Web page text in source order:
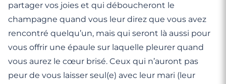
partager vos joies et qui déboucheront le
champagne quand vous leur direz que vous avez
rencontré quelqu’un, mais qui seront là aussi pour
vous offrir une épaule sur laquelle pleurer quand
vous aurez le cœur brisé. Ceux qui n’auront pas
peur de vous laisser seul(e) avec leur mari (leur